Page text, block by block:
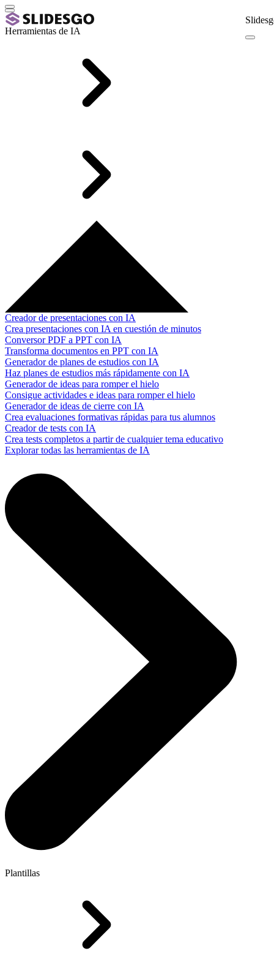
Herramientas de IA
Creador de presentaciones con IA
Crea presentaciones con IA en cuestión de minutos
Conversor PDF a PPT con IA
Transforma documentos en PPT con IA
Generador de planes de estudios con IA
Haz planes de estudios más rápidamente con IA
Generador de ideas para romper el hielo
Consigue actividades e ideas para romper el hielo
Generador de ideas de cierre con IA
Crea evaluaciones formativas rápidas para tus alumnos
Creador de tests con IA
Crea tests completos a partir de cualquier tema educativo
Explorar todas las herramientas de IA
Plantillas